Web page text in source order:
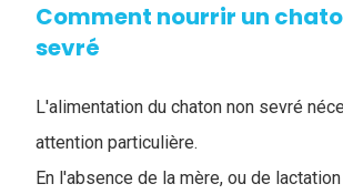
Comment nourrir un
sevré
L'alimentation du chaton non sevré
attention particulière.
En l'absence de la mère, ou de